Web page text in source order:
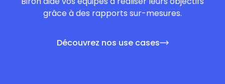
grâce à des rapports sur-mesures.
Découvrez nos use cases